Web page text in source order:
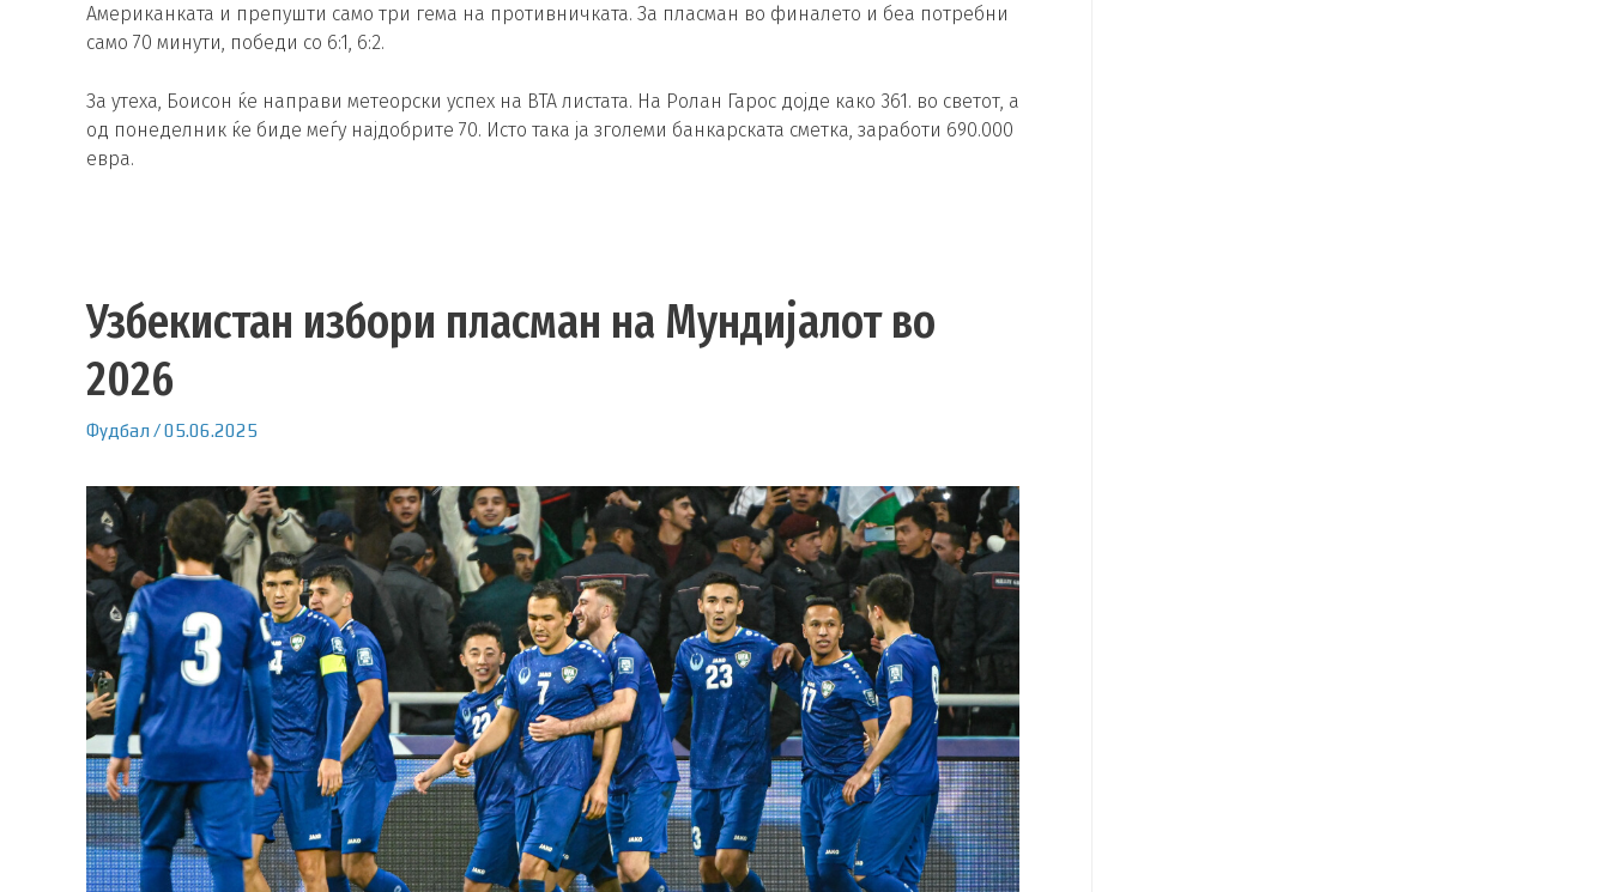
Американката и препушти само три гема на противничката. За пласман во финалето и беа потребни
само 70 минути, победи со 6:1, 6:2.
За утеха, Боисон ќе направи метеорски успех на ВТА листата. На Ролан Гарос дојде како 361. во светот, а
од понеделник ќе биде меѓу најдобрите 70. Исто така ја зголеми банкарската сметка, заработи 690.000
евра.
Узбекистан избори пласман на Мундијалот во
2026
Фудбал /05.06.2025